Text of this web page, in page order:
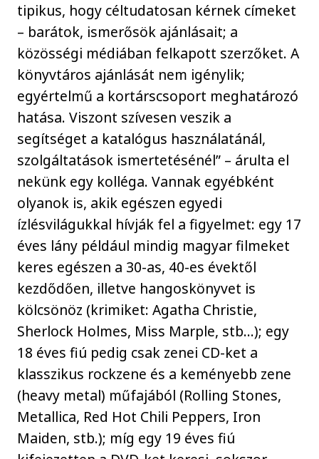
tipikus, hogy céltudatosan kérnek címeket
– barátok, ismerősök ajánlásait; a
közösségi médiában felkapott szerzőket. A
könyvtáros ajánlását nem igénylik;
egyértelmű a kortárscsoport meghatározó
hatása. Viszont szívesen veszik a
segítséget a katalógus használatánál,
szolgáltatások ismertetésénél” – árulta el
nekünk egy kolléga. Vannak egyébként
olyanok is, akik egészen egyedi
ízlésvilágukkal hívják fel a figyelmet: egy 17
éves lány például mindig magyar filmeket
keres egészen a 30-as, 40-es évektől
kezdődően, illetve hangoskönyvet is
kölcsönöz (krimiket: Agatha Christie,
Sherlock Holmes, Miss Marple, stb…); egy
18 éves fiú pedig csak zenei CD-ket a
klasszikus rockzene és a keményebb zene
(heavy metal) műfajából (Rolling Stones,
Metallica, Red Hot Chili Peppers, Iron
Maiden, stb.); míg egy 19 éves fiú